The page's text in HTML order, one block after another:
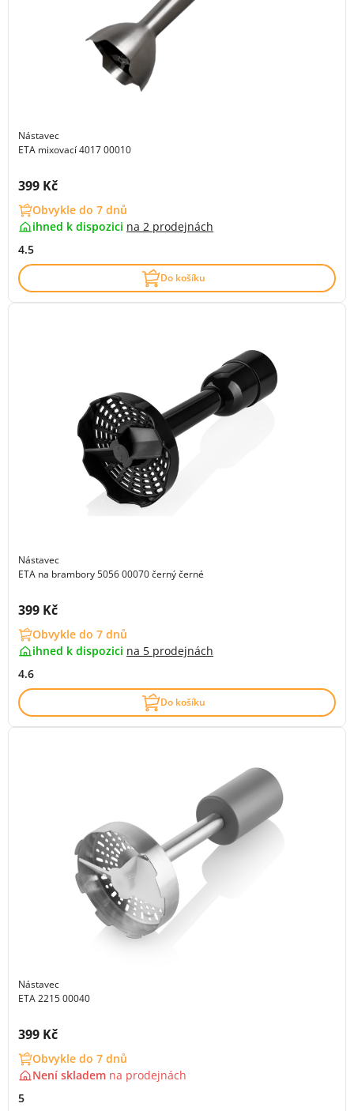
Nástavec
ETA mixovací 4017 00010
Cena s DPH:
399 Kč
Obvykle do 7 dnů
ihned k dispozici na 2 prodejnách
4.5
Do košíku
Nástavec
ETA na brambory 5056 00070 černý černé
Cena s DPH:
399 Kč
Obvykle do 7 dnů
ihned k dispozici na 5 prodejnách
4.6
Do košíku
Nástavec
ETA 2215 00040
Cena s DPH:
399 Kč
Obvykle do 7 dnů
Není skladem na prodejnách
5